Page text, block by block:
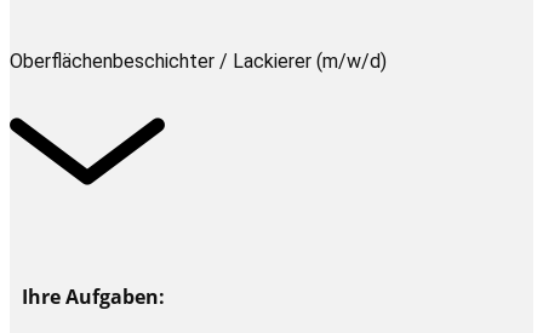
Oberflächenbeschichter / Lackierer (m/w/d)
Ihre Aufgaben: